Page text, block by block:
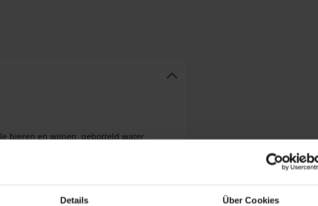
Details Über Cookies
bieren en wijnen, gebotteld water,
Atlantische reizen)